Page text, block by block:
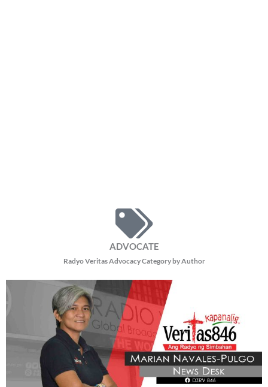
ADVOCATE
Radyo Veritas Advocacy Category by Author